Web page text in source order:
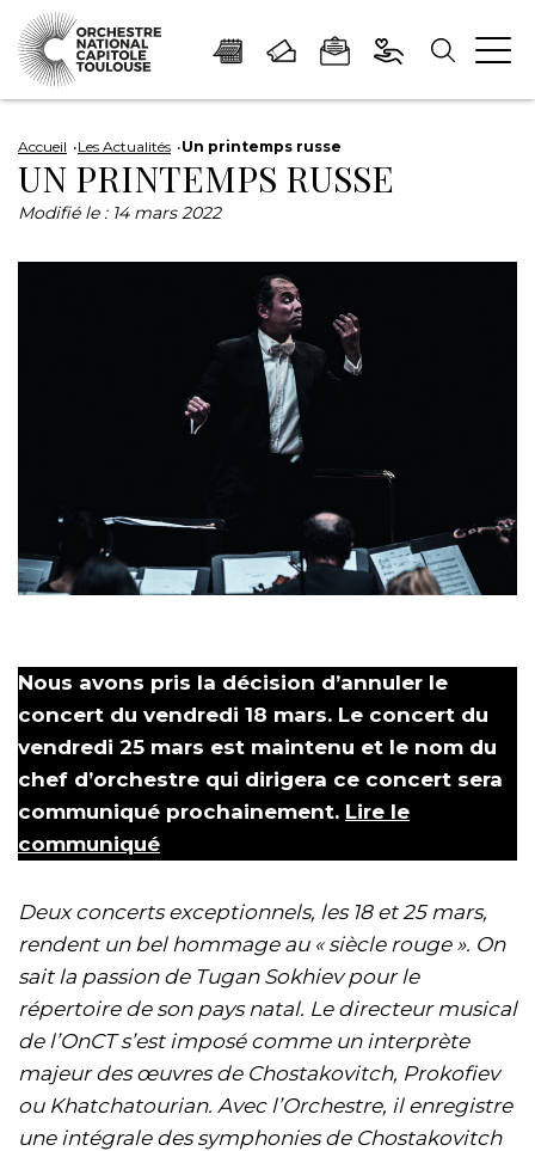
Panneau de gestion des cookies
au
contenu
principal
à
la
navigation
à
la
pied
Accueil Les Actualités Un printemps russe
UN PRINTEMPS RUSSE
Modifié le : 14 mars 2022
Nous avons pris la décision d’annuler le
concert du vendredi 18 mars. Le concert du
vendredi 25 mars est maintenu et le nom du
chef d’orchestre qui dirigera ce concert sera
communiqué prochainement. Lire le
communiqué
Deux concerts exceptionnels, les 18 et 25 mars,
rendent un bel hommage au « siècle rouge ». On
sait la passion de Tugan Sokhiev pour le
répertoire de son pays natal. Le directeur musical
de l’OnCT s’est imposé comme un interprète
majeur des œuvres de Chostakovitch, Prokofiev
ou Khatchatourian. Avec l’Orchestre, il enregistre
une intégrale des symphonies de Chostakovitch